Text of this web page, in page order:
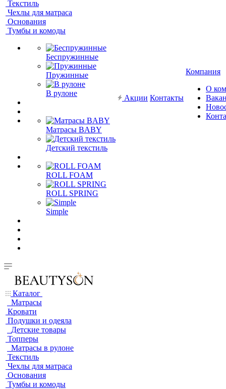
Текстиль
Чехлы для матраса
Основания
Тумбы и комоды
Беспружинные
Пружинные
В рулоне
Матрасы BABY
Детский текстиль
ROLL FOAM
ROLL SPRING
Simple
Акции Контакты
Компания
О
Каталог
Матрасы
Кровати
Подушки и одеяла
Детские товары
Топперы
Матрасы в рулоне
Текстиль
Чехлы для матраса
Основания
Тумбы и комоды